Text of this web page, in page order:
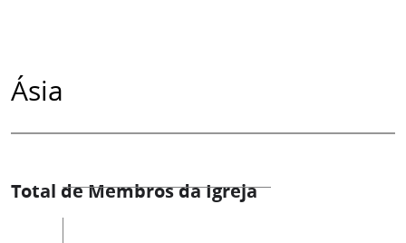
Ásia
Total de Membros da Igreja